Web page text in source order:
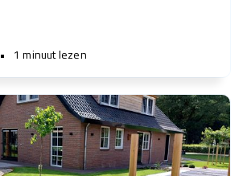
• 1 minuut lezen